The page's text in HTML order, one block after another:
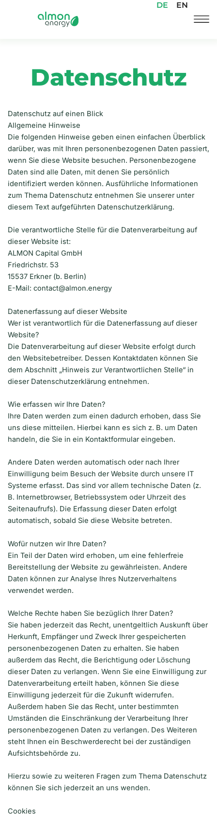
DE EN
Datenschutz
Datenschutz auf einen Blick
Allgemeine Hinweise
Die folgenden Hinweise geben einen einfachen Überblick
darüber, was mit Ihren personenbezogenen Daten passiert,
wenn Sie diese Website besuchen. Personenbezogene
Daten sind alle Daten, mit denen Sie persönlich
identifiziert werden können. Ausführliche Informationen
zum Thema Datenschutz entnehmen Sie unserer unter
diesem Text aufgeführten Datenschutzerklärung.
Die verantwortliche Stelle für die Datenverarbeitung auf
dieser Website ist:
ALMON Capital GmbH
Friedrichstr. 53
15537 Erkner (b. Berlin)
E-Mail: contact@almon.energy
Datenerfassung auf dieser Website
Wer ist verantwortlich für die Datenerfassung auf dieser
Website?
Die Datenverarbeitung auf dieser Website erfolgt durch
den Websitebetreiber. Dessen Kontaktdaten können Sie
dem Abschnitt „Hinweis zur Verantwortlichen Stelle“ in
dieser Datenschutzerklärung entnehmen.
Wie erfassen wir Ihre Daten?
Ihre Daten werden zum einen dadurch erhoben, dass Sie
uns diese mitteilen. Hierbei kann es sich z. B. um Daten
handeln, die Sie in ein Kontaktformular eingeben.
Andere Daten werden automatisch oder nach Ihrer
Einwilligung beim Besuch der Website durch unsere IT
Systeme erfasst. Das sind vor allem technische Daten (z.
B. Internetbrowser, Betriebssystem oder Uhrzeit des
Seitenaufrufs). Die Erfassung dieser Daten erfolgt
automatisch, sobald Sie diese Website betreten.
Wofür nutzen wir Ihre Daten?
Ein Teil der Daten wird erhoben, um eine fehlerfreie
Bereitstellung der Website zu gewährleisten. Andere
Daten können zur Analyse Ihres Nutzerverhaltens
verwendet werden.
Welche Rechte haben Sie bezüglich Ihrer Daten?
Sie haben jederzeit das Recht, unentgeltlich Auskunft über
Herkunft, Empfänger und Zweck Ihrer gespeicherten
personenbezogenen Daten zu erhalten. Sie haben
außerdem das Recht, die Berichtigung oder Löschung
dieser Daten zu verlangen. Wenn Sie eine Einwilligung zur
Datenverarbeitung erteilt haben, können Sie diese
Einwilligung jederzeit für die Zukunft widerrufen.
Außerdem haben Sie das Recht, unter bestimmten
Umständen die Einschränkung der Verarbeitung Ihrer
personenbezogenen Daten zu verlangen. Des Weiteren
steht Ihnen ein Beschwerderecht bei der zuständigen
Aufsichtsbehörde zu.
Hierzu sowie zu weiteren Fragen zum Thema Datenschutz
können Sie sich jederzeit an uns wenden.
Cookies